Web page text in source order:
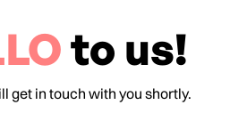
to us!
get in touch with you shortly.